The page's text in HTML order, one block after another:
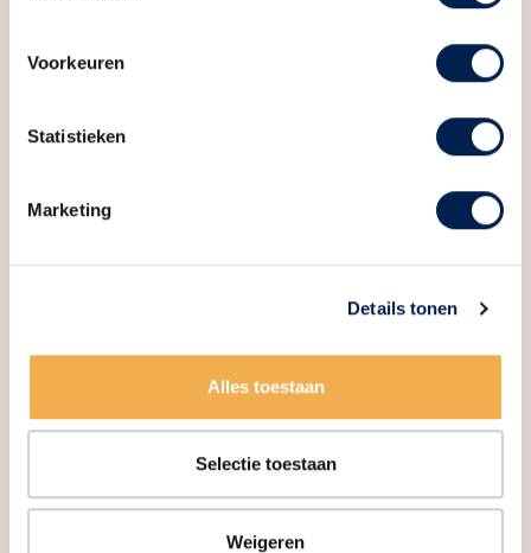
Voorkeuren
Statistieken
Marketing
Details tonen
Alles toestaan
Selectie toestaan
Weigeren
Waarom zijn kosten
rekening te houden met de kosten koper. Deze
kosten kunnen namelijk een flink bedrag vormen
dat je zelf moet betalen en niet meegefinancierd
kan worden in je hypotheek. Zorg dus dat je
Hulp nodig?